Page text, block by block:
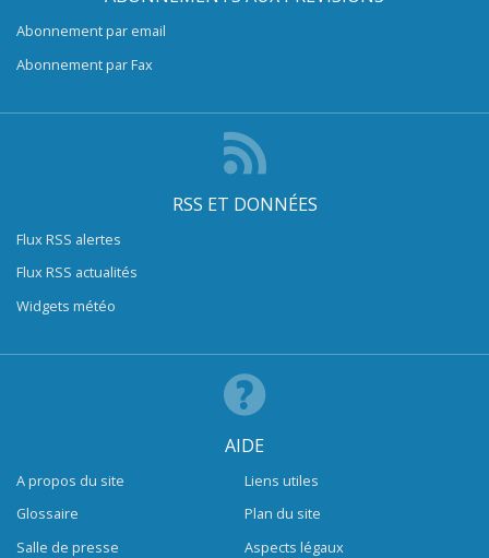
Abonnement par email
Abonnement par Fax
RSS ET DONNÉES
Flux RSS alertes
Flux RSS actualités
Widgets météo
AIDE
A propos du site
Glossaire
Salle de presse
Liens utiles
Plan du site
Aspects légaux